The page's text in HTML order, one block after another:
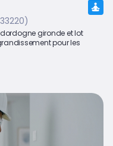
gironde et lot
pour les